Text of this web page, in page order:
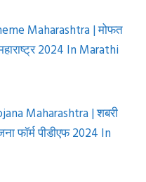
Maharashtra | मोफत
2024 In Marathi
Maharashtra | शबरी
फॉर्म पीडीएफ 2024 In